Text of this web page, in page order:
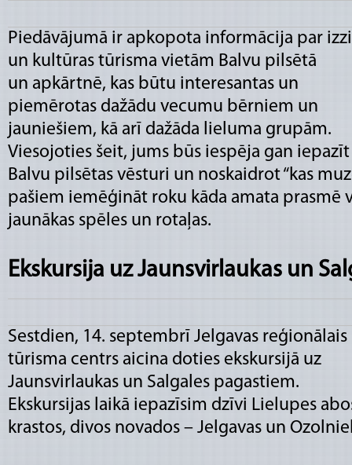
Piedāvājumā ir apkopota informācija par
un kultūras tūrisma vietām Balvu pilsētā
un apkārtnē, kas būtu interesantas un
piemērotas dažādu vecumu bērniem un
jauniešiem, kā arī dažāda lieluma grupām.
Viesojoties šeit, jums būs iespēja gan iepazīt
Balvu pilsētas vēsturi un noskaidrot “kas
pašiem iemēģināt roku kāda amata prasmē
jaunākas spēles un rotaļas.
Ekskursija uz Jaunsvirlaukas un
Sestdien, 14. septembrī Jelgavas reģionālais
tūrisma centrs aicina doties ekskursijā uz
Jaunsvirlaukas un Salgales pagastiem.
Ekskursijas laikā iepazīsim dzīvi Lielupes
krastos, divos novados – Jelgavas un